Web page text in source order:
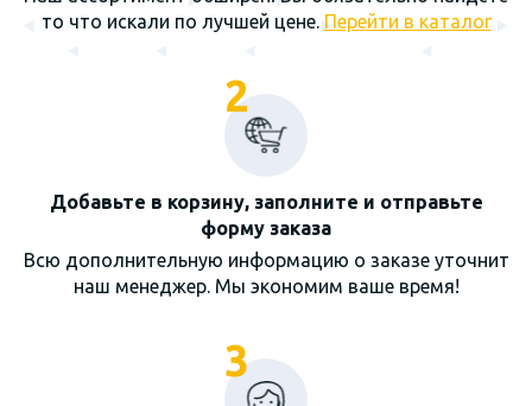
то что искали по лучшей цене. Перейти в каталог
2
Добавьте в корзину, заполните и отправьте
форму заказа
Всю дополнительную информацию о заказе уточнит
наш менеджер. Мы экономим ваше время!
3